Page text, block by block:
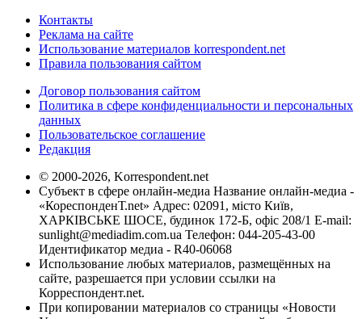
Контакты
Реклама на сайте
Использование материалов korrespondent.net
Правила пользования сайтом
Договор пользования сайтом
Политика в сфере конфиденциальности и персональных
данных
Пользовательское соглашение
Редакция
© 2000-2026, Korrespondent.net
Субъект в сфере онлайн-медиа Название онлайн-медиа -
«КореспонденТ.net» Адрес: 02091, місто Київ,
ХАРКІВСЬКЕ ШОСЕ, будинок 172-Б, офіс 208/1 E-mail:
sunlight@mediadim.com.ua Телефон: 044-205-43-00
Идентификатор медиа - R40-06068
Использование любых материалов, размещённых на
сайте, разрешается при условии ссылки на
Корреспондент.net.
При копировании материалов со страницы «Новости